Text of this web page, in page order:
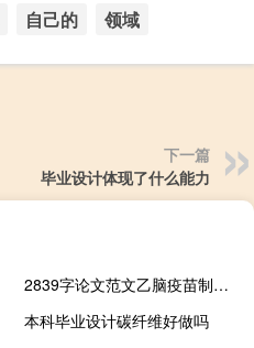
自己的 领域
下一篇
毕业设计体现了什么能力
2839字论文范文乙脑疫苗制药工程项目质量管理的应用研究
本科毕业设计碳纤维好做吗